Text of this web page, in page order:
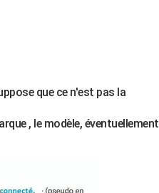
que ce n'est pas la
, le modèle, éventuellement